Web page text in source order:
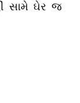
સામે ઘેર જ